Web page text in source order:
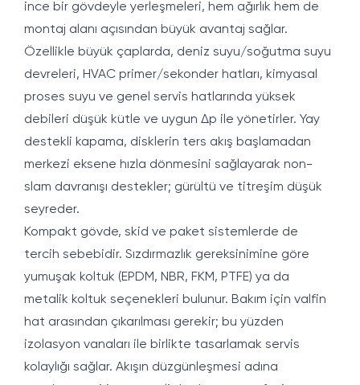
ince bir gövdeyle yerleşmeleri, hem ağırlık hem de
montaj alanı açısından büyük avantaj sağlar.
Özellikle büyük çaplarda, deniz suyu/soğutma suyu
devreleri, HVAC primer/sekonder hatları, kimyasal
proses suyu ve genel servis hatlarında yüksek
debileri düşük kütle ve uygun Δp ile yönetirler. Yay
destekli kapama, disklerin ters akış başlamadan
merkezi eksene hızla dönmesini sağlayarak non-
slam davranışı destekler; gürültü ve titreşim düşük
seyreder.
Kompakt gövde, skid ve paket sistemlerde de
tercih sebebidir. Sızdırmazlık gereksinimine göre
yumuşak koltuk (EPDM, NBR, FKM, PTFE) ya da
metalik koltuk seçenekleri bulunur. Bakım için valfin
hat arasından çıkarılması gerekir; bu yüzden
izolasyon vanaları ile birlikte tasarlamak servis
kolaylığı sağlar. Akışın düzgünleşmesi adına